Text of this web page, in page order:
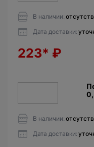
В наличии:
Дата доставки:
223* ₽
В наличии:
Дата доставки: